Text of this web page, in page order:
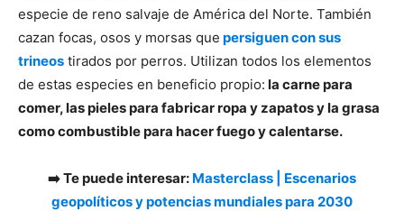
especie de reno salvaje de América del Norte. También
cazan focas, osos y morsas que persiguen con sus
trineos tirados por perros. Utilizan todos los elementos
de estas especies en beneficio propio: la carne para
comer, las pieles para fabricar ropa y zapatos y la grasa
como combustible para hacer fuego y calentarse.
➡️ Te puede interesar: Masterclass | Escenarios
geopolíticos y potencias mundiales para 2030